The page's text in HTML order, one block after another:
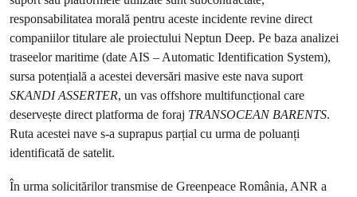
responsabilitatea morală pentru aceste incidente revine direct
companiilor titulare ale proiectului Neptun Deep. Pe baza analizei
traseelor maritime (date AIS – Automatic Identification System),
sursa potențială a acestei deversări masive este nava suport
SKANDI ASSERTER, un vas offshore multifuncțional care
deservește direct platforma de foraj TRANSOCEAN BARENTS.
Ruta acestei nave s-a suprapus parțial cu urma de poluanți
identificată de satelit.
În urma solicitărilor transmise de Greenpeace România, ANR a